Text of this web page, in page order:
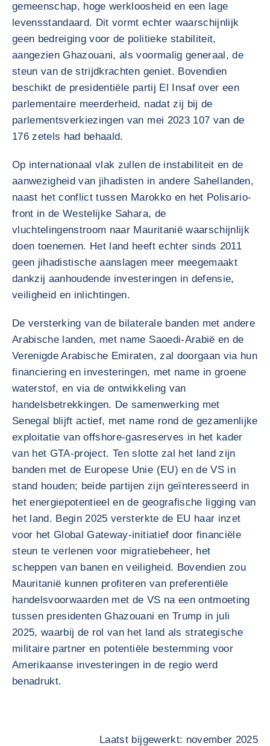
gemeenschap, hoge werkloosheid en een lage
levensstandaard. Dit vormt echter waarschijnlijk
geen bedreiging voor de politieke stabiliteit,
aangezien Ghazouani, als voormalig generaal, de
steun van de strijdkrachten geniet. Bovendien
beschikt de presidentiële partij El Insaf over een
parlementaire meerderheid, nadat zij bij de
parlementsverkiezingen van mei 2023 107 van de
176 zetels had behaald.
Op internationaal vlak zullen de instabiliteit en de
aanwezigheid van jihadisten in andere Sahellanden,
naast het conflict tussen Marokko en het Polisario-
front in de Westelijke Sahara, de
vluchtelingenstroom naar Mauritanië waarschijnlijk
doen toenemen. Het land heeft echter sinds 2011
geen jihadistische aanslagen meer meegemaakt
dankzij aanhoudende investeringen in defensie,
veiligheid en inlichtingen.
De versterking van de bilaterale banden met andere
Arabische landen, met name Saoedi-Arabië en de
Verenigde Arabische Emiraten, zal doorgaan via hun
financiering en investeringen, met name in groene
waterstof, en via de ontwikkeling van
handelsbetrekkingen. De samenwerking met
Senegal blijft actief, met name rond de gezamenlijke
exploitatie van offshore-gasreserves in het kader
van het GTA-project. Ten slotte zal het land zijn
banden met de Europese Unie (EU) en de VS in
stand houden; beide partijen zijn geïnteresseerd in
het energiepotentieel en de geografische ligging van
het land. Begin 2025 versterkte de EU haar inzet
voor het Global Gateway-initiatief door financiële
steun te verlenen voor migratiebeheer, het
scheppen van banen en veiligheid. Bovendien zou
Mauritanië kunnen profiteren van preferentiële
handelsvoorwaarden met de VS na een ontmoeting
tussen presidenten Ghazouani en Trump in juli
2025, waarbij de rol van het land als strategische
militaire partner en potentiële bestemming voor
Amerikaanse investeringen in de regio werd
benadrukt.
Laatst bijgewerkt: november 2025